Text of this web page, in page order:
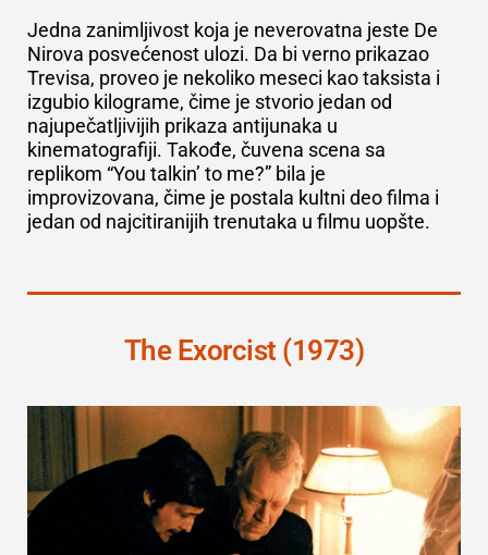
Jedna zanimljivost koja je neverovatna jeste De
Nirova posvećenost ulozi. Da bi verno prikazao
Trevisa, proveo je nekoliko meseci kao taksista i
izgubio kilograme, čime je stvorio jedan od
najupečatljivijih prikaza antijunaka u
kinematografiji. Takođe, čuvena scena sa
replikom “You talkin’ to me?” bila je
improvizovana, čime je postala kultni deo filma i
jedan od najcitiranijih trenutaka u filmu uopšte.
The Exorcist (1973)